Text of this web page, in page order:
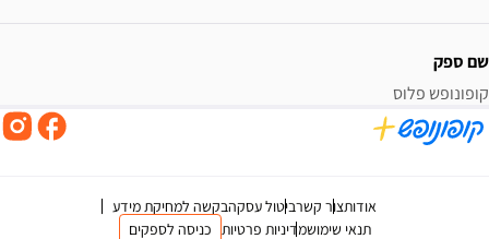
שם ספק
קופונופש פלוס
אודותצור קשרביטול עסקהבקשה למחיקת מידע
תנאי שימושמדיניות פרטיות כניסה לספקים